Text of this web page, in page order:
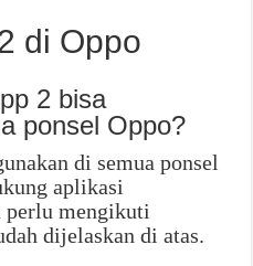
di Oppo
2 bisa
ponsel Oppo?
di semua ponsel
aplikasi
perlu mengikuti
dijelaskan di atas.